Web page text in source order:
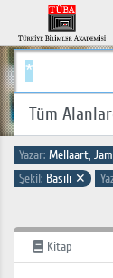
Yazar: Mellaart,
Şekil: Basılı ✕
Kitap